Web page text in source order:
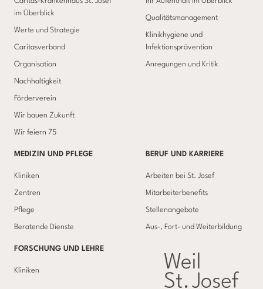
im Überblick
Werte und Strategie
Caritasverband
Organisation
Nachhaltigkeit
Förderverein
Wir bauen Zukunft
Wir feiern 75
Qualitätsmanagement
Klinikhygiene und
Infektionsprävention
Anregungen und Kritik
MEDIZIN UND PFLEGE
Kliniken
Zentren
Pflege
Beratende Dienste
BERUF UND KARRIERE
Arbeiten bei St. Josef
Mitarbeiterbenefits
Stellenangebote
Aus-, Fort- und Weiterbildung
FORSCHUNG UND LEHRE
Kliniken